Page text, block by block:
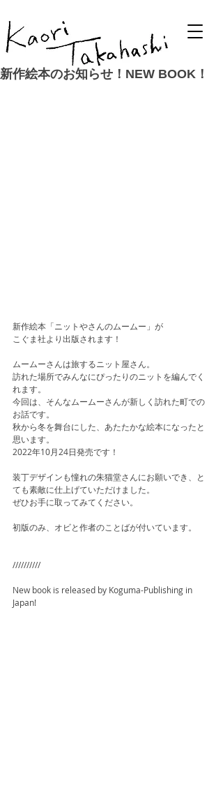
新作絵本のお知らせ！NEW BOOK！
新作絵本「ニットやさんのムームー」が
こぐま社より出版されます！
ムームーさんは旅するニット屋さん。
訪れた場所でみんなにぴったりのニットを編んでく
れます。
今回は、そんなムームーさんが新しく訪れた町での
お話です。
秋から冬を舞台にした、あたたかな絵本になったと
思います。
2022年10月24日発売です！
装丁デザインも憧れの朱猫堂さんにお願いでき、と
ても素敵に仕上げていただけました。
ぜひお手に取ってみてください。
初版のみ、オビと作者のことばが付いています。
//////////﻿
New book is released by Koguma-Publishing in
Japan!